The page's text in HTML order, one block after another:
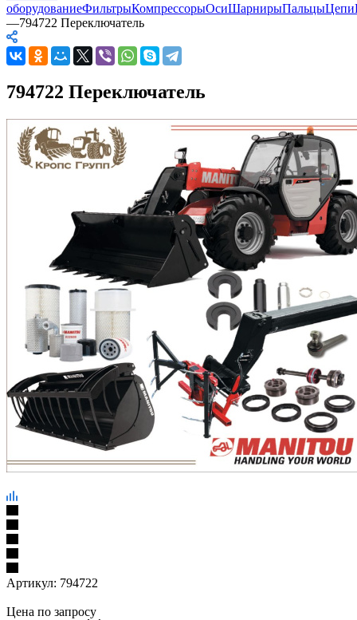
оборудованиеФильтрыКомпрессорыОсиШарнирыПальцыЦепи
—794722 Переключатель
794722 Переключатель
Артикул: 794722
Цена по запросу